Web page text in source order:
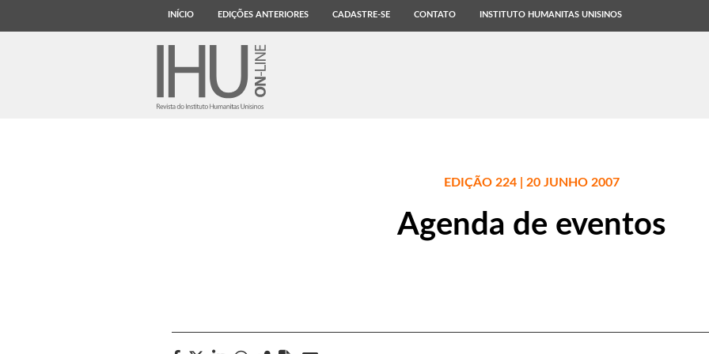
INÍCIO EDIÇÕES ANTERIORES CADASTRE-SE CONTATO INSTITUTO HUMANITAS UNISINOS
EDIÇÃO 224 | 20 JUNHO 2007
Agenda de eventos